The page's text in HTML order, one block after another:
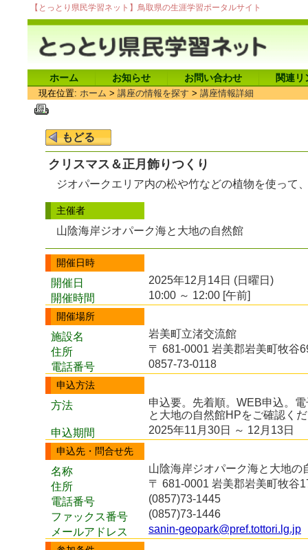
【とっとり県民学習ネット】鳥取県の生涯学習ポータルサイト
ホーム お知らせ お問い合わせ 関連リ
現在位置: ホーム > 講座の情報を探す > 講座情報詳細
クリスマス＆正月飾りつくり
ジオパークエリア内の松や竹などの植物を使って
主催者
山陰海岸ジオパーク海と大地の自然館
開催日時
開催日
2025年12月14日 (日曜日)
開催時間
10:00 ～ 12:00 [午前]
開催場所
施設名
岩美町立渚交流館
住所
〒 681-0001 岩美郡岩美町牧谷
電話番号
0857-73-0118
申込方法
方法
申込要。先着順。WEB申込。
と大地の自然館HPをご確認く
申込期間
2025年11月30日 ～ 12月13日
申込先・問合せ先
名称
山陰海岸ジオパーク海と大地の
住所
〒 681-0001 岩美郡岩美町牧谷
電話番号
(0857)73-1445
ファックス番号
(0857)73-1446
メールアドレス
sanin-geopark@pref.tottori.lg.jp